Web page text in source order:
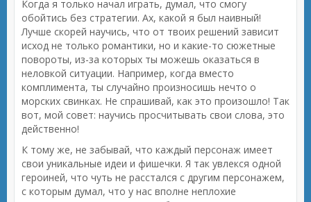
Когда я только начал играть, думал, что смогу
обойтись без стратегии. Ах, какой я был наивный!
Лучше скорей научись, что от твоих решений зависит
исход не только романтики, но и какие-то сюжетные
повороты, из-за которых ты можешь оказаться в
неловкой ситуации. Например, когда вместо
комплимента, ты случайно произносишь нечто о
морских свинках. Не спрашивай, как это произошло! Так
вот, мой совет: научись просчитывать свои слова, это
действенно!
К тому же, не забывай, что каждый персонаж имеет
свои уникальные идеи и фишечки. Я так увлекся одной
героиней, что чуть не расстался с другим персонажем,
с которым думал, что у нас вполне неплохие